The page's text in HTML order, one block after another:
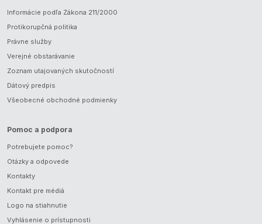
Informácie podľa Zákona 211/2000
Protikorupčná politika
Právne služby
Verejné obstarávanie
Zoznam utajovaných skutočností
Dátový predpis
Všeobecné obchodné podmienky
Pomoc a podpora
Potrebujete pomoc?
Otázky a odpovede
Kontakty
Kontakt pre médiá
Logo na stiahnutie
Vyhlásenie o prístupnosti